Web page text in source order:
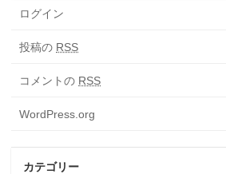
ログイン
投稿の RSS
コメントの RSS
WordPress.org
カテゴリー